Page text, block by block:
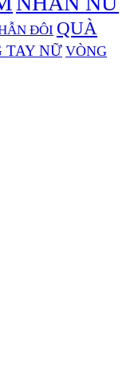
ĐÔI QUÀ
TAY NỮ VÒNG